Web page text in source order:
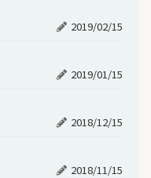
2019/02/15
2019/01/15
2018/12/15
2018/11/15